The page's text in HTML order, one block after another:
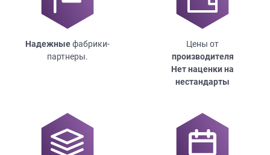
Надежныефабрики-
партнеры.
Цены от
производителя
Нет наценки на
нестандарты